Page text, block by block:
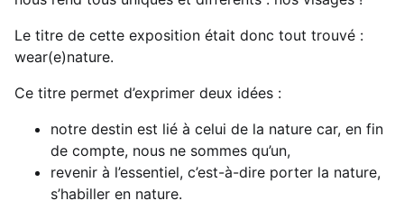
Le titre de cette exposition était donc tout trouvé :
wear(e)nature.
Ce titre permet d’exprimer deux idées :
notre destin est lié à celui de la nature car, en fin
de compte, nous ne sommes qu’un,
revenir à l’essentiel, c’est-à-dire porter la nature,
s’habiller en nature.